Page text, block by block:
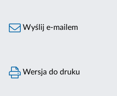
Wyślij e-mailem
Wersja do druku